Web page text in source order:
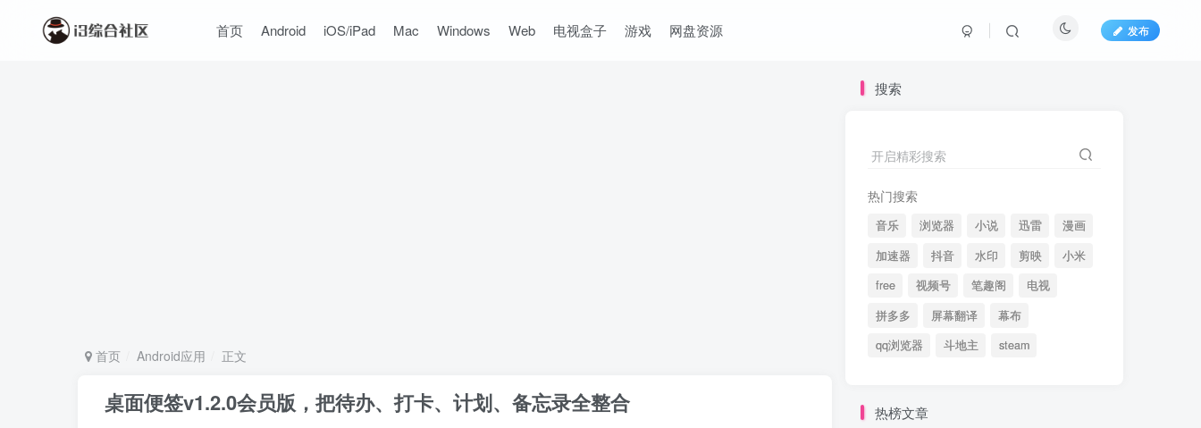
首页 Android iOS/iPad Mac Windows Web 电视盒子 游戏 网盘资源 发布
首页 Android应用 正文
桌面便签v1.2.0会员版，把待办、打卡、计划、备忘录全整合
搜索
开启精彩搜索
热门搜索
音乐 浏览器 小说 迅雷
漫画
加速器
抖音 水印 剪映
小米
free
视频号 笔趣阁
电视
拼多多
屏幕翻译
幕布
qq浏览器
斗地主 steam
热榜文章